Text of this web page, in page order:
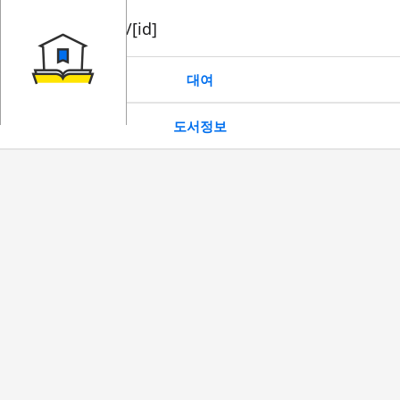
book/rent/[id]
대여
도서정보